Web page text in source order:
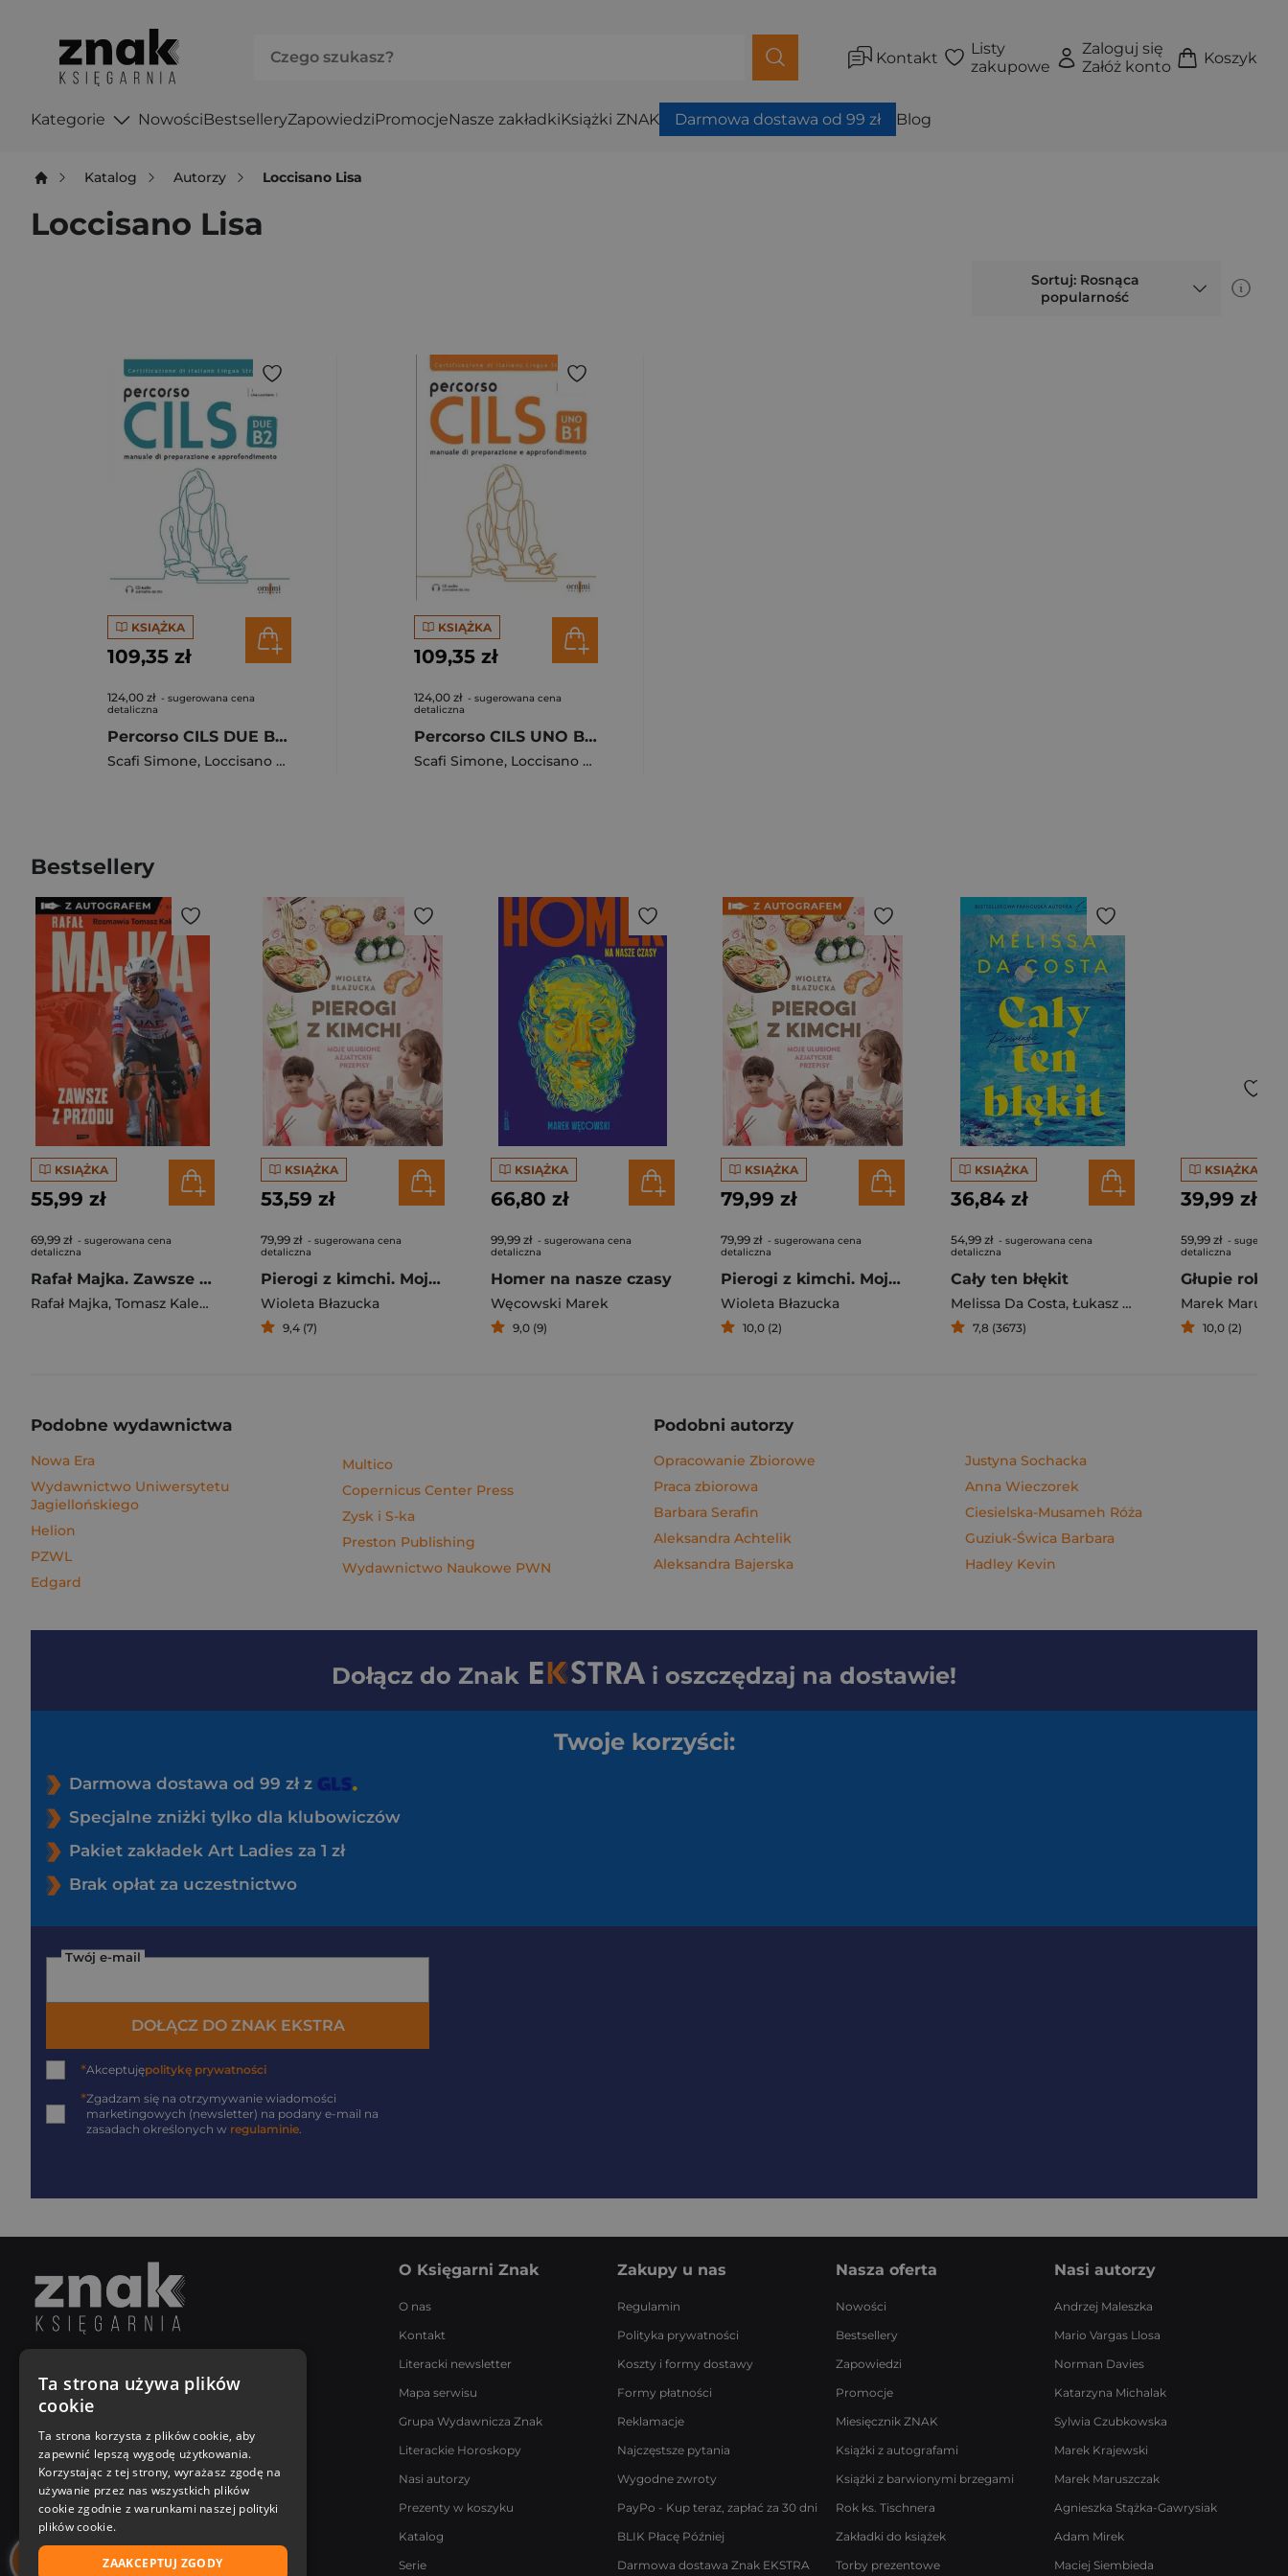
Kontakt
Listy
zakupowe
Zaloguj się
Załóż konto
Koszyk
Kategorie NowościBestselleryZapowiedziPromocjeNasze zakładkiKsiążki ZNAK Darmowa dostawa od 99 zł Blog
Katalog Autorzy Loccisano Lisa
Loccisano Lisa
Sortuj: Rosnąca
popularność
KSIĄŻKA
109,35 zł
124,00 zł - sugerowana cena
detaliczna
Percorso CILS DUE B2 podręcznik + online
Scafi Simone, Loccisano Lisa
KSIĄŻKA
109,35 zł
124,00 zł - sugerowana cena
detaliczna
Percorso CILS UNO B1 podręcznik + online
Scafi Simone, Loccisano Lisa
Bestsellery
KSIĄŻKA
55,99 zł
69,99 zł - sugerowana cena
detaliczna
Rafał Majka. Zawsze z przodu. Rozmawia Tomasz Kalemba - książka z autografem
Rafał Majka, Tomasz Kalemba
KSIĄŻKA
53,59 zł
79,99 zł - sugerowana cena
detaliczna
Pierogi z kimchi. Moje ulubione azjatyckie przepisy
Wioleta Błazucka
9,4 (7)
KSIĄŻKA
66,80 zł
99,99 zł - sugerowana cena
detaliczna
Homer na nasze czasy
Węcowski Marek
9,0 (9)
KSIĄŻKA
79,99 zł
79,99 zł - sugerowana cena
detaliczna
Pierogi z kimchi. Moje ulubione azjatyckie przepisy - książka z autografem
Wioleta Błazucka
10,0 (2)
KSIĄŻKA
36,84 zł
54,99 zł - sugerowana cena
detaliczna
Cały ten błękit
Melissa Da Costa, Łukasz Müller
7,8 (3673)
KSIĄŻKA
39,99 zł
59,99 zł -
detaliczna
Marek
10,0 (2)
Podobne wydawnictwa
Nowa Era
Wydawnictwo Uniwersytetu
Jagiellońskiego
Helion
PZWL
Edgard
Multico
Copernicus Center Press
Zysk i S-ka
Preston Publishing
Wydawnictwo Naukowe PWN
Podobni autorzy
Opracowanie Zbiorowe
Praca zbiorowa
Barbara Serafin
Aleksandra Achtelik
Aleksandra Bajerska
Justyna Sochacka
Anna Wieczorek
Ciesielska-Musameh Róża
Guziuk-Świca Barbara
Hadley Kevin
Dołącz do Znak i oszczędzaj na dostawie!
Twoje korzyści:
Darmowa dostawa od 99 zł z
Specjalne zniżki tylko dla klubowiczów
Pakiet zakładek Art Ladies za 1 zł
Brak opłat za uczestnictwo
Twój e-mail
DOŁĄCZ DO ZNAK EKSTRA
*Akceptujępolitykę prywatności
*Zgadzam się na otrzymywanie wiadomości
marketingowych (newsletter) na podany e-mail na
zasadach określonych w regulaminie.
Poniedziałek - Piątek
8:00 - 18:00
[email protected]
Bądź z nami na bieżąco
O Księgarni Znak
O nas
Kontakt
Literacki newsletter
Mapa serwisu
Grupa Wydawnicza Znak
Literackie Horoskopy
Nasi autorzy
Prezenty w koszyku
Katalog
Serie
Zakupy u nas
Regulamin
Polityka prywatności
Koszty i formy dostawy
Formy płatności
Reklamacje
Najczęstsze pytania
Wygodne zwroty
PayPo - Kup teraz, zapłać za 30 dni
BLIK Płacę Później
Darmowa dostawa Znak EKSTRA
Nasza oferta
Nowości
Bestsellery
Zapowiedzi
Promocje
Miesięcznik ZNAK
Książki z autografami
Książki z barwionymi brzegami
Rok ks. Tischnera
Zakładki do książek
Torby prezentowe
Nasi autorzy
Andrzej Maleszka
Mario Vargas Llosa
Norman Davies
Katarzyna Michalak
Sylwia Czubkowska
Marek Krajewski
Marek Maruszczak
Agnieszka Stążka-Gawrysiak
Adam Mirek
Maciej Siembieda
Ta strona używa plików
cookie
Ta strona korzysta z plików cookie, aby
zapewnić lepszą wygodę użytkowania.
Korzystając z tej strony, wyrażasz zgodę na
używanie przez nas wszystkich plików
cookie zgodnie z warunkami naszej polityki
plików cookie.
ZAAKCEPTUJ ZGODY